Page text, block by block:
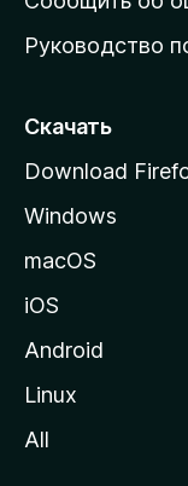
ю
т
а
н
у
M
i
Руководство
Скачать
Download
Windows
macOS
iOS
Android
Linux
All